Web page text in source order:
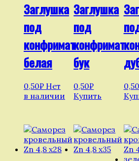
Заглушка
под
конфримат
белая
0,50₽ Нет
в наличии
Заглушка
под
конфримат
бук
0,50₽
Купить
0,50